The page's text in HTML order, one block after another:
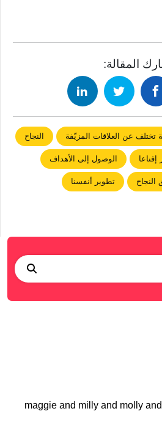
المقالة:
تختلف عن العلاقات المزيّفة النجاح
الوصول إلى اﻷهداف
النجاح تطوير أنفسنا